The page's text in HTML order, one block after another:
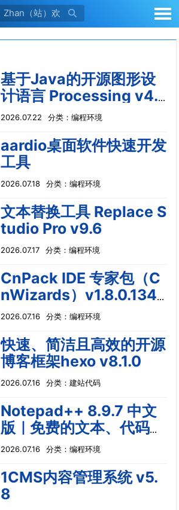

基于Java的开源图形设
计语言 Processing v4.
5.6
2026.07.22 分类：编程环境
aardio桌面软件快速开发
工具
2026.07.18 分类：编程环境
文本替换工具 Replace S
tudio Pro v9.6
2026.07.17 分类：编程环境
CnPack IDE 专家包（C
nWizards）v1.8.0.134
6
2026.07.16 分类：编程环境
快速、简洁且高效的开源
博客框架hexo v8.1.0
2026.07.16 分类：建站代码
Notepad++ 8.9.7 中文
版｜免费的文本、代码编
辑软件
2026.07.16 分类：编程环境
1CMS内容管理系统 v5.
8